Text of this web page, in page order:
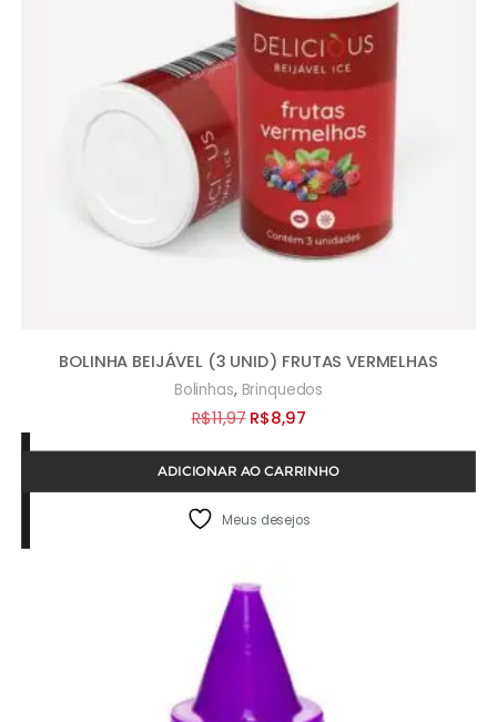
BOLINHA BEIJÁVEL (3 UNID) FRUTAS VERMELHAS
Bolinhas, Brinquedos
R$11,97 O
preço
original
R$11,97.
R$8,97O
preço
atual
ADICIONAR AO CARRINHO
Meus desejos